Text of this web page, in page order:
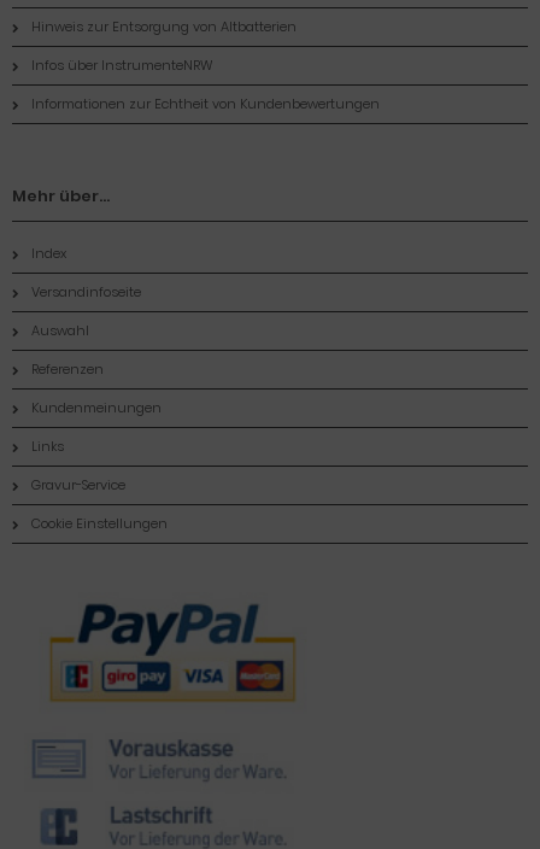
Hinweis zur Entsorgung von Altbatterien
Infos über InstrumenteNRW
Informationen zur Echtheit von Kundenbewertungen
Mehr über...
Index
Versandinfoseite
Auswahl
Referenzen
Kundenmeinungen
Links
Gravur-Service
Cookie Einstellungen
Zahlungsmethoden